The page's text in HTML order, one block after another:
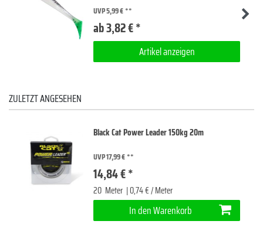
UVP 5,99 €
ab 3,82 € *
Artikel anzeigen
ZULETZT ANGESEHEN
Black Cat Power Leader 150kg 20m
UVP 17,99 €
14,84 € *
20 Meter | 0,74 € / Meter
In den Warenkorb